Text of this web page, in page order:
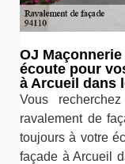
OJ
écoute pour
à Arcueil dans
Vous
ravalement de
toujours à votre
façade à Arcueil